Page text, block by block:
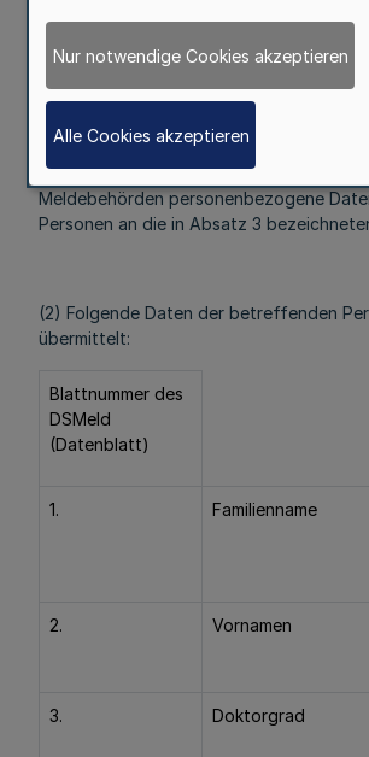
(1) Für die Ehrung von Altersjubilaren zur
und jedes weiteren Lebensjahres sowie
jährigen (eisernen), 70-jährigen und 75-
durch und die Landesregierung
Meldebehörden personenbezogene
Personen an die in Absatz 3
(2) Folgende Daten der betreffenden
übermittelt:
Blattnummer des
DSMeld
(Datenblatt)
1. Familienname
2. Vornamen
3. Doktorgrad
Nur notwendige Cookies akzeptieren
Alle Cookies akzeptieren